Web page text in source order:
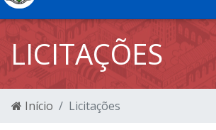
LICITAÇÕES
Início Licitações